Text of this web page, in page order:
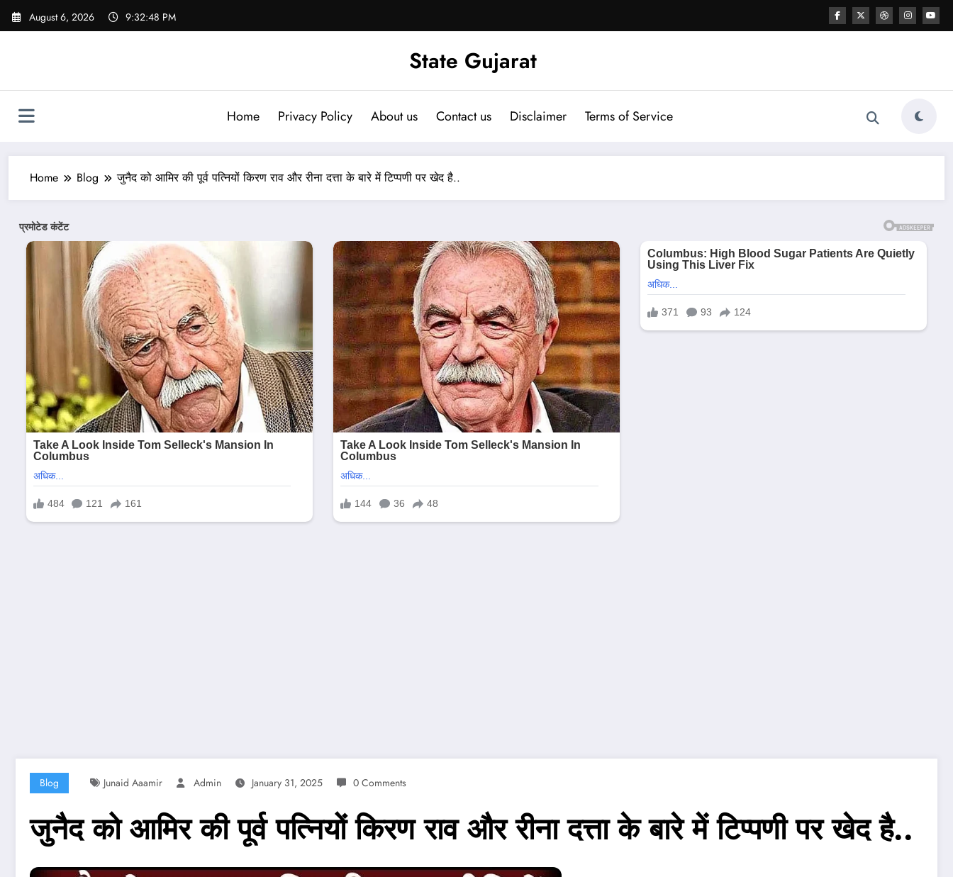
Skip
August 6, 2026 9:32:50 PM
State Gujarat
Home Privacy Policy About us Contact us Disclaimer Terms of Service
Home Blog जुनैद को आमिर की पूर्व पत्नियों किरण राव और रीना दत्ता के बारे में टिप्पणी पर खेद है..
Blog Junaid Aaamir Admin January 31, 2025 0 Comments
जुनैद को आमिर की पूर्व पत्नियों किरण राव और रीना दत्ता के बारे में टिप्पणी पर खेद है..